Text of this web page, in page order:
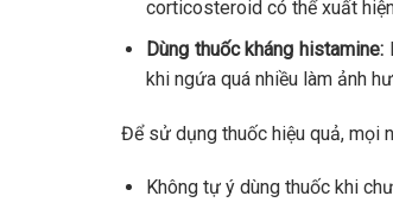
corticosteroid có thể xuất
Dùng thuốc kháng histamine:
khi ngứa quá nhiều làm ảnh
Để sử dụng thuốc hiệu quả, mọi
Không tự ý dùng thuốc khi